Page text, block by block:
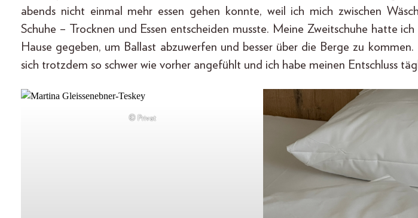
abends nicht einmal mehr essen gehen konnte, weil ich mich zwischen
Schuhe – Trocknen und Essen entscheiden musste. Meine Zweitschuhe hatte
Hause gegeben, um Ballast abzuwerfen und besser über die Berge zu
sich trotzdem so schwer wie vorher angefühlt und ich habe meinen Entschluss
© Privat